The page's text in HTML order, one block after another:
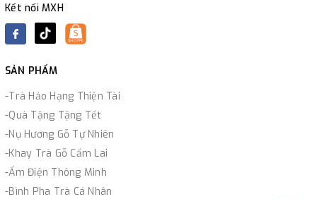
Kết nối MXH
SẢN PHẨM
-Trà Hảo Hạng Thiện Tài
-Quà Tặng Tặng Tết
-Nụ Hương Gỗ Tự Nhiên
-Khay Trà Gỗ Cẩm Lai
-Ấm Điện Thông Minh
-Bình Pha Trà Cá Nhân